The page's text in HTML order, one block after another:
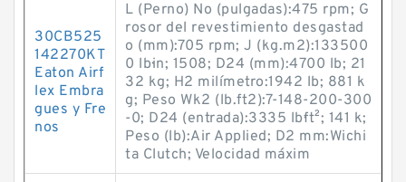
30CB525
142270KT
Eaton Airf
lex Embra
gues y Fre
nos
L (Perno) No (pulgadas):475 rpm; G
rosor del revestimiento desgastad
o (mm):705 rpm; J (kg.m2):133500
0 lb·in; 1508; D24 (mm):4700 lb; 21
32 kg; H2 milímetro:1942 lb; 881 k
g; Peso Wk2 (lb.ft2):7-148-200-300
-0; D24 (entrada):3335 lb·ft²; 141 k;
Peso (lb):Air Applied; D2 mm:Wichi
ta Clutch; Velocidad máxim